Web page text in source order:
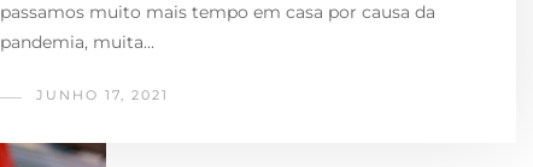
passamos muito mais tempo em casa por causa da
pandemia, muita…
JUNHO 17, 2021